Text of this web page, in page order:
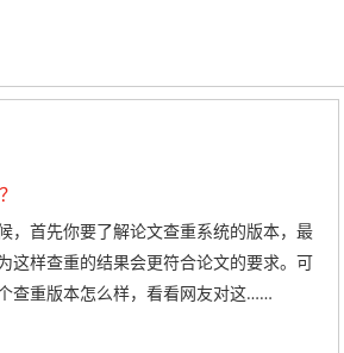
，首先你要了解论文查重系统的版本，最
这样查重的结果会更符合论文的要求。可
查重版本怎么样，看看网友对这……